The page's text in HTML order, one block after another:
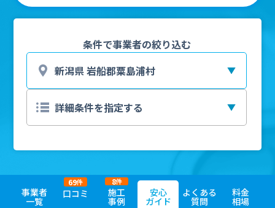
条件で事業者の絞り込む
事業者
一覧
口コミ
69件
施工
事例
8件
安心
ガイド
よくある
質問
料金
相場